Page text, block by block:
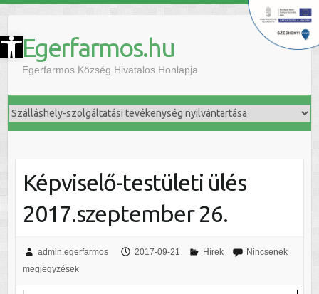
Eszköztár megnyitása Egerfarmos.hu
Egerfarmos Község Hivatalos Honlapja
Képviselő-testületi ülés
2017.szeptember 26.
admin.egerfarmos 2017-09-21 Hírek
Nincsenek
megjegyzések